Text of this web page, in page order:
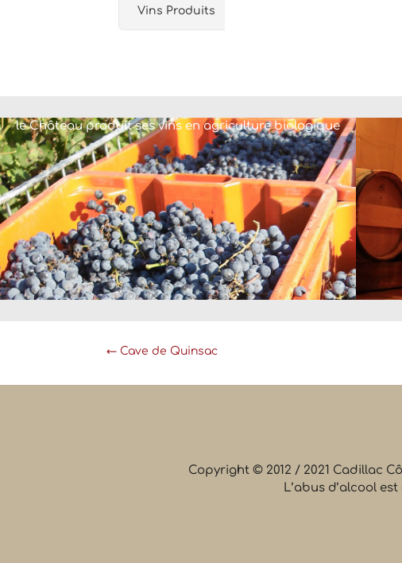
Vins Produits
le Château produit ses vins en agriculture biologique
←Cave de Quinsac
Copyright © 2012 / 2021 Cadillac
L’abus d’alcool